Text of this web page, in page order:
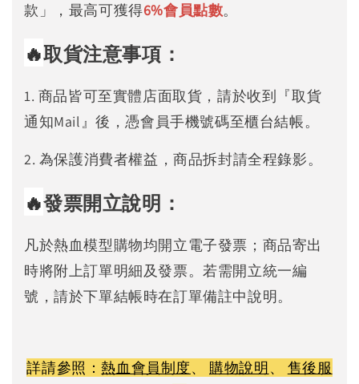
款」，最高可獲得6%會員點數。
🔥取貨注意事項：
1. 商品皆可至實體店面取貨，請於收到『取貨
通知Mail』後，憑會員手機號碼至櫃台結帳。
2. 為保護消費者權益，商品拆封請全程錄影。
🔥發票開立說明：
凡於熱血模型購物均開立電子發票；商品寄出
時將附上訂單明細及發票。若需開立統一編
號，請於下單結帳時在訂單備註中說明。
詳請參照：熱血會員制度、 購物說明、 售後服